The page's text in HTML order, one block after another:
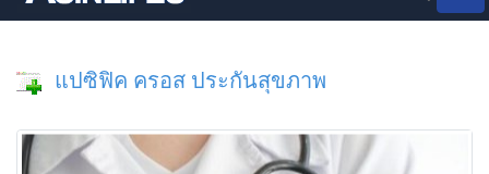
แปซิฟิค ครอส ประกันสุขภาพ